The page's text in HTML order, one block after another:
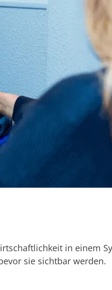
in einem
sie sichtbar werden.